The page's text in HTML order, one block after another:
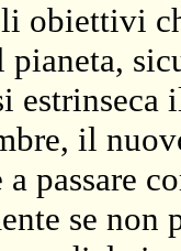
obiettivi
pianeta,
il
passare
se